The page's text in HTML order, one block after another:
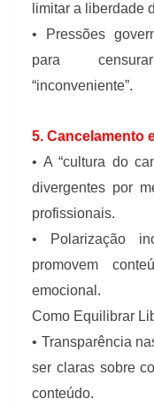
limitar a liberdade
• Pressões
para
“inconveniente”.
5. Cancelamento
• A “cultura do
divergentes por
profissionais.
• Polarização
promovem
emocional.
Como Equilibrar
• Transparência
ser claras sobre
conteúdo.